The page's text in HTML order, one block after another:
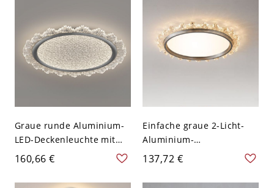
Graue runde Aluminium-
LED-Deckenleuchte mit
Acrylschirm, 2 Lichter für
Wohnzimmer, 110V-120V,
16"
160,66 €
Einfache graue 2-Licht-
Aluminium-
Runddeckenleuchte, flach
montiert mit direkter
Verkabelung, 110V-120V,
137,72 €